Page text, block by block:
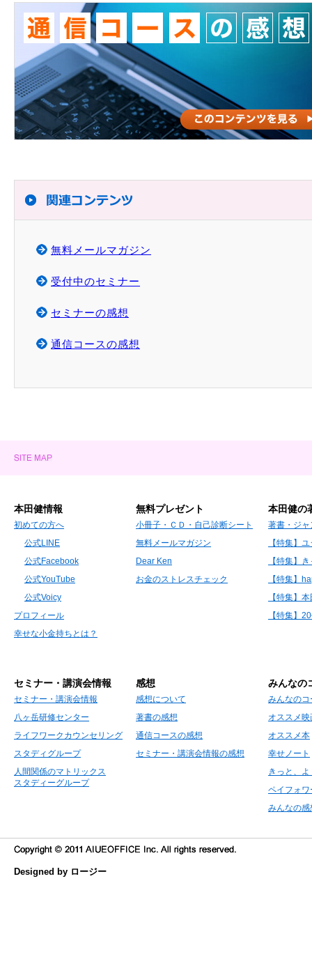
無料メールマガジン
受付中のセミナー
セミナーの感想
通信コースの感想
本田健情報
初めての方へ
公式LINE
公式Facebook
公式YouTube
公式Voicy
プロフィール
幸せな小金持ちとは？
無料プレゼント
小冊子・ＣＤ・自己診断シート
無料メールマガジン
Dear Ken
お金のストレスチェック
本田健の
著書・ジャ
【特集】
【特集】
【特集】
【特集】
【特集】
セミナー・講演会情報
セミナー・講演会情報
八ヶ岳研修センター
ライフワークカウンセリング
スタディグループ
人間関係のマトリックス
スタディーグループ
感想
感想について
著書の感想
通信コースの感想
セミナー・講演会情報の感想
みんなの
みんなの
オススメ映
オススメ本
幸せノート
きっと、
ペイフォワ
みんなの感
Designed by ロージー